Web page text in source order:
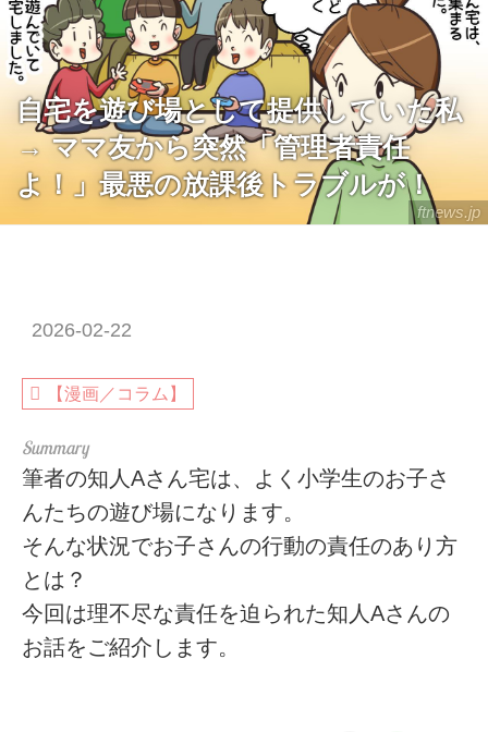
ftnews.jp
自宅を遊び場として提供していた私
→ ママ友から突然「管理者責任
よ！」最悪の放課後トラブルが！
2026-02-22
【漫画／コラム】
筆者の知人Aさん宅は、よく小学生のお子さ
んたちの遊び場になります。
そんな状況でお子さんの行動の責任のあり方
とは？
今回は理不尽な責任を迫られた知人Aさんの
お話をご紹介します。